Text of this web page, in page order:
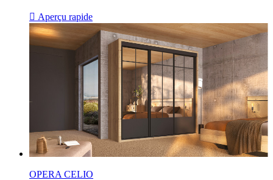
 Aperçu rapide
OPERA CELIO